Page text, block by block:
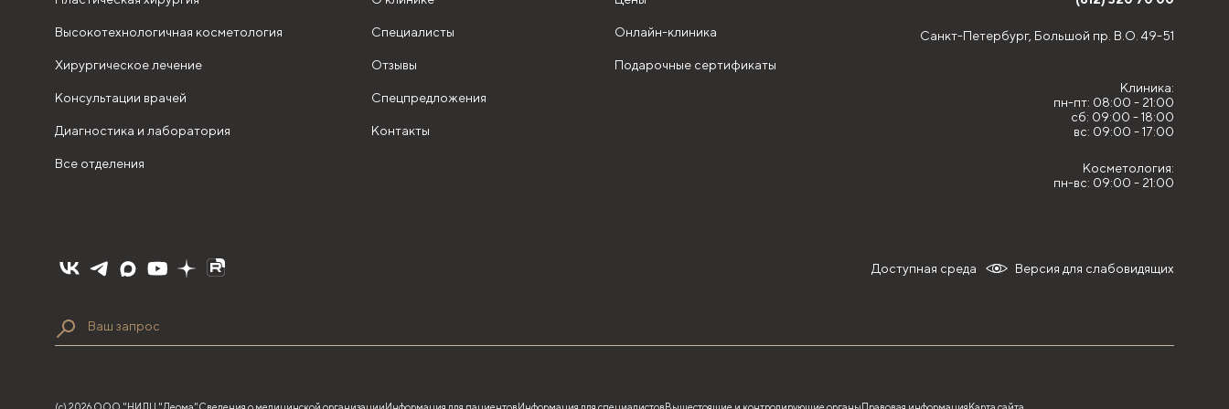
Высокотехнологичная косметология
Хирургическое лечение
Консультации врачей
Диагностика и лаборатория
Все отделения
Специалисты
Отзывы
Спецпредложения
Контакты
Онлайн-клиника
Подарочные сертификаты
Санкт-Петербург, Большой пр. В.О. 49-51
Клиника:
пн-пт: 08:00 - 21:00
сб: 09:00 - 18:00
вс: 09:00 - 17:00
Косметология:
пн-вс: 09:00 - 21:00
Версия для слабовидящих
Доступная среда